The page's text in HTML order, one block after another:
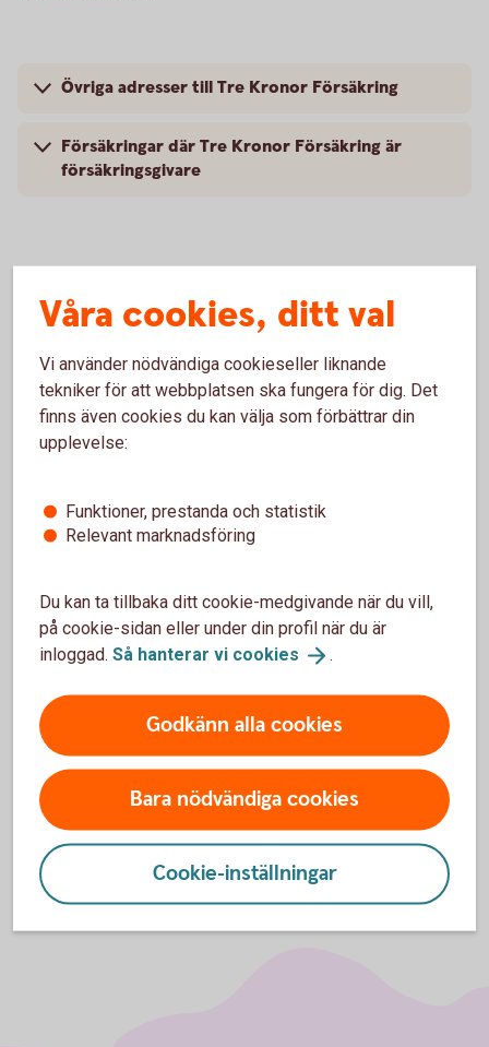
Övriga adresser till Tre Kronor Försäkring
Försäkringar där Tre Kronor Försäkring är
försäkringsgivare
Folksam Ömsesidig Sakförsäkring
AB
Folksam Ömsesidig Sakförsäkring AB
106 60 Stockholm
Försäkringar där Folksam ömsesidig
sakförsäkring är försäkringsgivare
För att se detta innehåll behöver du först
och statistik.
Våra cookies, ditt val
Vi använder nödvändiga cookieseller liknande
tekniker för att webbplatsen ska fungera för dig. Det
finns även cookies du kan välja som förbättrar din
upplevelse:
Funktioner, prestanda och statistik
Relevant marknadsföring
Du kan ta tillbaka ditt cookie-medgivande när du vill,
på cookie-sidan eller under din profil när du är
inloggad. Så hanterar vi cookies .
Godkänn alla cookies
Bara nödvändiga cookies
Cookie-inställningar